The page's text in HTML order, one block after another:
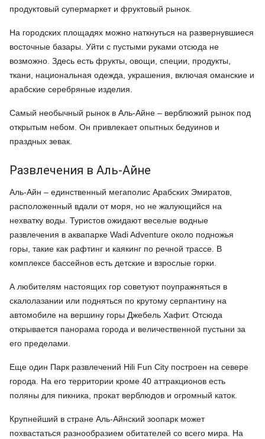
продуктовый супермаркет и фруктовый рынок.
На городских площадях можно наткнуться на развернувшиеся
восточные базары. Уйти с пустыми руками отсюда не
возможно. Здесь есть фрукты, овощи, специи, продукты,
ткани, национальная одежда, украшения, включая оманские и
арабские серебряные изделия.
Самый необычный рынок в Аль-Айне – верблюжий рынок под
открытым небом. Он привлекает опытных бедуинов и
праздных зевак.
Развлечения в Аль-Айне
Аль-Айн – единственный мегаполис Арабских Эмиратов,
расположенный вдали от моря, но не жалующийся на
нехватку воды. Туристов ожидают веселые водные
развлечения в аквапарке Wadi Adventure около подножья
горы, такие как рафтинг и каякинг по речной трассе. В
комплексе бассейнов есть детские и взрослые горки.
А любителям настоящих гор советуют поупражняться в
скалолазании или подняться по крутому серпантину на
автомобиле на вершину горы Джебель Хафит. Отсюда
открывается панорама города и величественной пустыни за
его пределами.
Еще один Парк развлечений Hili Fun City построен на севере
города. На его территории кроме 40 аттракционов есть
поляны для пикника, прокат верблюдов и огромный каток.
Крупнейший в стране Аль-Айнский зоопарк может
похвастаться разнообразием обитателей со всего мира. На